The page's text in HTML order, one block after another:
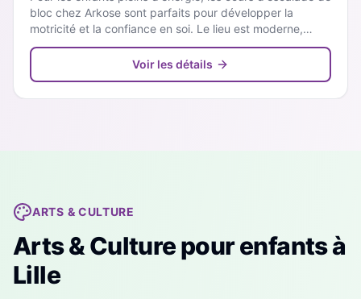
bloc chez Arkose sont parfaits pour développer la
motricité et la confiance en soi. Le lieu est moderne,
sécurisé et très apprécié des familles.
Voir les détails
ARTS & CULTURE
Arts & Culturepour enfants à
Lille